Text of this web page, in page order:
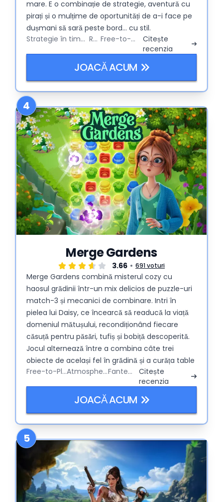
mare. E o combinație de strategie, aventură cu
pirați și o mulțime de oportunități de a-i face pe
dușmani să sară peste bord... cu stil.
Strategie în timp real
RPG Free-to-Play
Citește
recenzia
JOACĂ ACUM
4
Merge Gardens
3.66 691 voturi
Merge Gardens combină misterul cozy cu
haosul grădinii într-un mix delicios de puzzle-uri
match-3 și mecanici de combinare. Intri în
pielea lui Daisy, ce încearcă să readucă la viață
domeniul mătușului, recondiționând fiecare
căsuță pentru păsări, tufiș și bobiță descoperită.
Jocul alternează între a combina câte trei
obiecte de același fel în grădină și a curăța table
de tip match-3 pentru a aduna recompense.
Adaugă topiarii magici, evenimente trăsnite și
secrete ascunse sub fântânile acoperite de
simulator de grădină, 100% dependență cu ritm
lent.
Free-to-Play Atmospheric Fantezie
Citește
recenzia
JOACĂ ACUM
5